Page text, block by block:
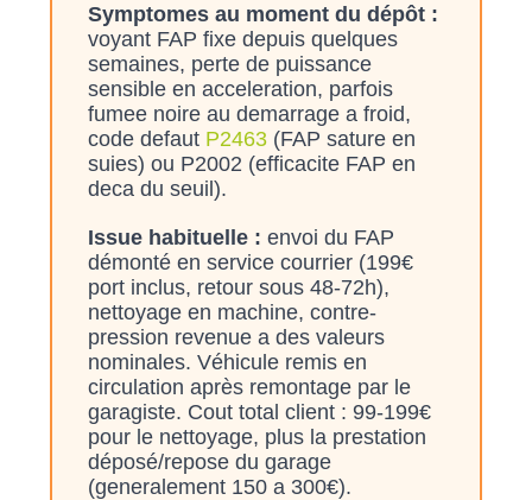
Symptomes au moment du dépôt :
voyant FAP fixe depuis quelques
semaines, perte de puissance
sensible en acceleration, parfois
fumee noire au demarrage a froid,
code defaut P2463 (FAP sature en
suies) ou P2002 (efficacite FAP en
deca du seuil).
Issue habituelle : envoi du FAP
démonté en service courrier (199€
port inclus, retour sous 48-72h),
nettoyage en machine, contre-
pression revenue a des valeurs
nominales. Véhicule remis en
circulation après remontage par le
garagiste. Cout total client : 99-199€
pour le nettoyage, plus la prestation
déposé/repose du garage
(generalement 150 a 300€).